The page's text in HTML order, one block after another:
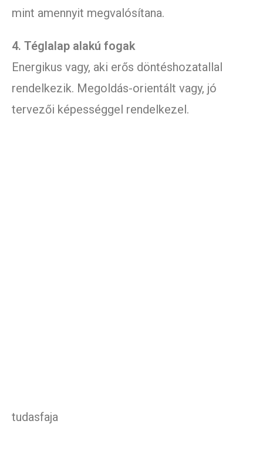
mint amennyit megvalósítana.
4. Téglalap alakú fogak
Energikus vagy, aki erős döntéshozatallal
rendelkezik. Megoldás-orientált vagy, jó
tervezői képességgel rendelkezel.
tudasfaja